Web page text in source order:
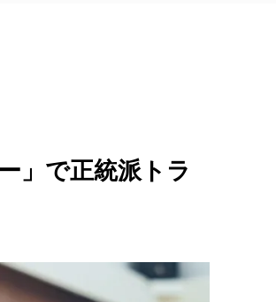
」で正統派トラ